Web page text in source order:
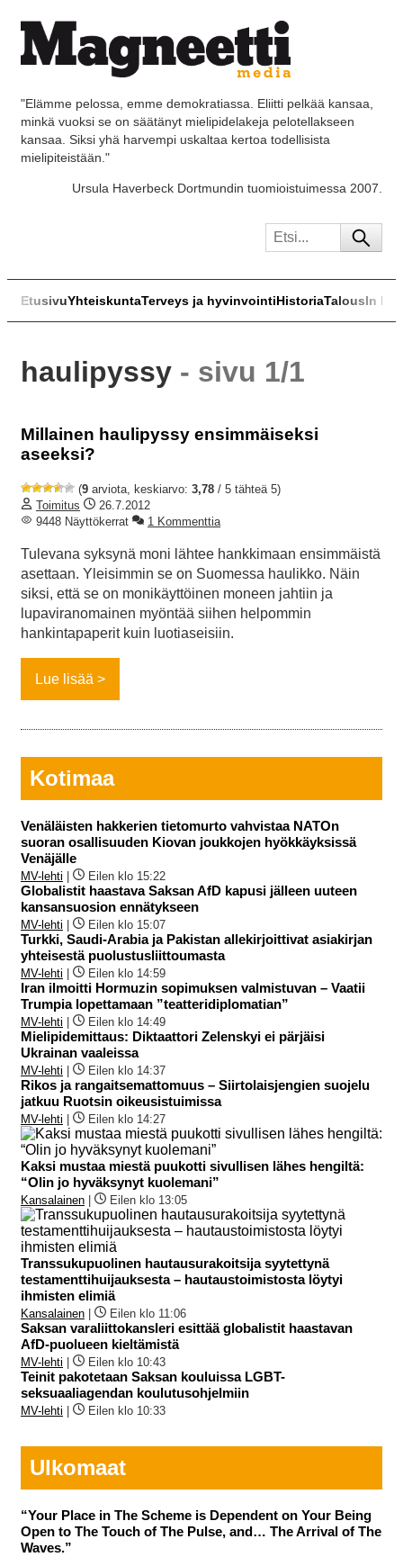
"Elämme pelossa, emme demokratiassa. Eliitti pelkää kansaa,
minkä vuoksi se on säätänyt mielipidelakeja pelotellakseen
kansaa. Siksi yhä harvempi uskaltaa kertoa todellisista
mielipiteistään."
Ursula Haverbeck Dortmundin tuomioistuimessa 2007.
EtusivuYhteiskuntaTerveys ja hyvinvointiHistoriaTalousIn
haulipyssy - sivu 1/1
Millainen haulipyssy ensimmäiseksi
aseeksi?
(9 arviota, keskiarvo: 3,78 / 5 tähteä 5)
Toimitus
26.7.2012
9448 Näyttökerrat
1 Kommenttia
Tulevana syksynä moni lähtee hankkimaan ensimmäistä
asettaan. Yleisimmin se on Suomessa haulikko. Näin
siksi, että se on monikäyttöinen moneen jahtiin ja
lupaviranomainen myöntää siihen helpommin
hankintapaperit kuin luotiaseisiin.
Lue lisää
Kotimaa
Venäläisten hakkerien tietomurto vahvistaa NATOn
suoran osallisuuden Kiovan joukkojen hyökkäyksissä
Venäjälle
MV-lehti Eilen klo 15:22
Globalistit haastava Saksan AfD kapusi jälleen uuteen
kansansuosion ennätykseen
MV-lehti Eilen klo 15:07
Turkki, Saudi-Arabia ja Pakistan allekirjoittivat asiakirjan
yhteisestä puolustusliittoumasta
MV-lehti Eilen klo 14:59
Iran ilmoitti Hormuzin sopimuksen valmistuvan – Vaatii
Trumpia lopettamaan ”teatteridiplomatian”
MV-lehti Eilen klo 14:49
Mielipidemittaus: Diktaattori Zelenskyi ei pärjäisi
Ukrainan vaaleissa
MV-lehti Eilen klo 14:37
Rikos ja rangaitsemattomuus – Siirtolaisjengien suojelu
jatkuu Ruotsin oikeusistuimissa
MV-lehti Eilen klo 14:27
Kaksi mustaa miestä puukotti sivullisen lähes hengiltä:
“Olin jo hyväksynyt kuolemani”
Kansalainen Eilen klo 13:05
Transsukupuolinen hautausurakoitsija syytettynä
testamenttihuijauksesta – hautaustoimistosta löytyi
ihmisten elimiä
Kansalainen Eilen klo 11:06
Saksan varaliittokansleri esittää globalistit haastavan
AfD-puolueen kieltämistä
MV-lehti Eilen klo 10:43
Teinit pakotetaan Saksan kouluissa LGBT-
seksuaaliagendan koulutusohjelmiin
MV-lehti Eilen klo 10:33
Ulkomaat
“Your Place in The Scheme is Dependent on Your Being
Open to The Touch of The Pulse, and… The Arrival of The
Waves.”